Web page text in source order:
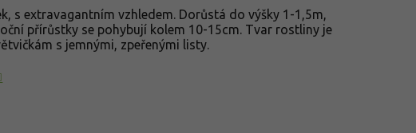
s extravagantním vzhledem. Dorůstá do výšky 1-1,5m,
přírůstky se pohybují kolem 10-15cm. Tvar rostliny je
s jemnými, zpeřenými listy.